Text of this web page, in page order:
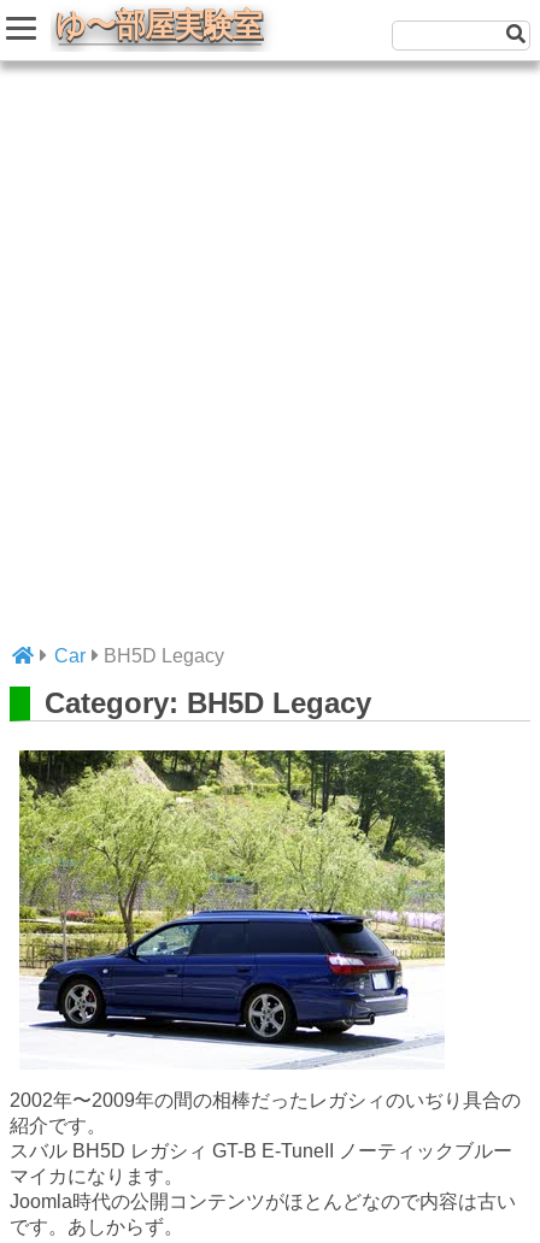
Car BH5D Legacy
Category: BH5D Legacy
2002年〜2009年の間の相棒だったレガシィのいぢり具合の
紹介です。
スバル BH5D レガシィ GT-B E-TuneII ノーティックブルー
マイカになります。
Joomla時代の公開コンテンツがほとんどなので内容は古い
です。あしからず。